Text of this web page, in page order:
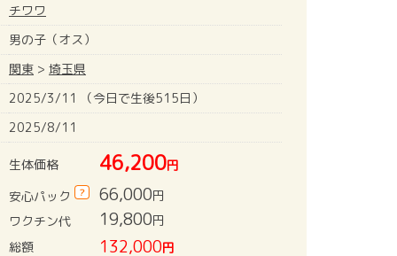
チワワ
男の子（オス）
関東 > 埼玉県
2025/3/11 （今日で生後515日）
2025/8/11
生体価格 46,200円
安心パック
? 66,000円
ワクチン代
19,800円
総額
132,000円